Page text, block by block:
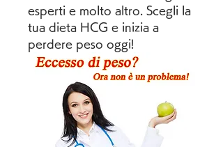
esperti e molto altro. Scegli la
tua dieta HCG e inizia a
perdere peso oggi!